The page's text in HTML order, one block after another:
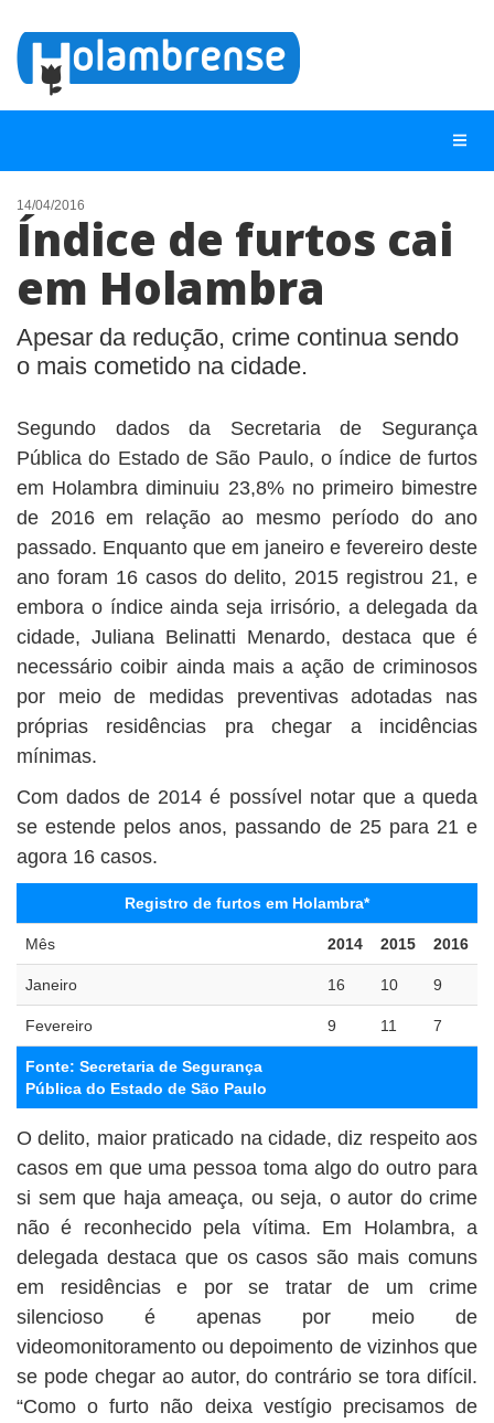
NOTÍCIAS
LISTA DIGITAL
CONTATO
BUSCAR
14/04/2016
Índice de furtos cai
em Holambra
Apesar da redução, crime continua sendo
o mais cometido na cidade.
Segundo dados da Secretaria de Segurança
Pública do Estado de São Paulo, o índice de furtos
em Holambra diminuiu 23,8% no primeiro bimestre
de 2016 em relação ao mesmo período do ano
passado. Enquanto que em janeiro e fevereiro deste
ano foram 16 casos do delito, 2015 registrou 21, e
embora o índice ainda seja irrisório, a delegada da
cidade, Juliana Belinatti Menardo, destaca que é
necessário coibir ainda mais a ação de criminosos
por meio de medidas preventivas adotadas nas
próprias residências pra chegar a incidências
mínimas.
Com dados de 2014 é possível notar que a queda
se estende pelos anos, passando de 25 para 21 e
agora 16 casos.
Registro de furtos em Holambra*
Mês 2014 2015 2016
Janeiro 16 10 9
Fevereiro 9 11 7
Fonte: Secretaria de Segurança
Pública do Estado de São Paulo
O delito, maior praticado na cidade, diz respeito aos
casos em que uma pessoa toma algo do outro para
si sem que haja ameaça, ou seja, o autor do crime
não é reconhecido pela vítima. Em Holambra, a
delegada destaca que os casos são mais comuns
em residências e por se tratar de um crime
silencioso é apenas por meio de
videomonitoramento ou depoimento de vizinhos que
se pode chegar ao autor, do contrário se tora difícil.
“Como o furto não deixa vestígio precisamos de